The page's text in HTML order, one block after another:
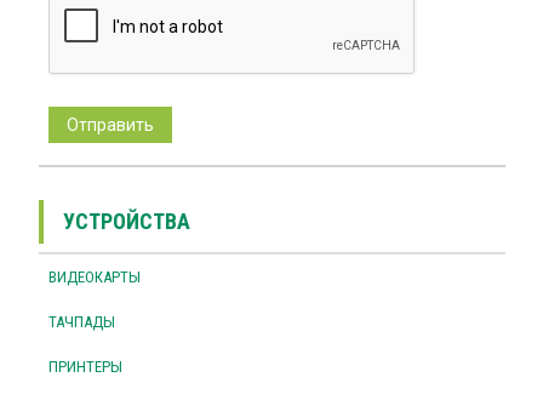
УСТРОЙСТВА
ВИДЕОКАРТЫ
ТАЧПАДЫ
ПРИНТЕРЫ